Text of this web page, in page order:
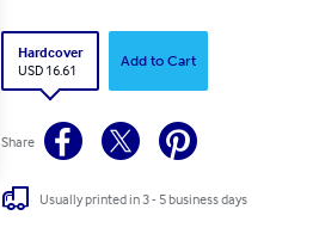
Hardcover
USD 16.61
Add to Cart
Share
Usually printed in 3 - 5 business days